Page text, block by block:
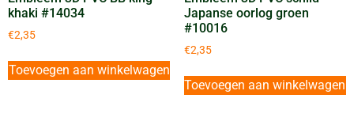
khaki #14034
€2,35
Toevoegen aan winkelwagen
Japanse oorlog groen
#10016
€2,35
Toevoegen aan winkelwagen